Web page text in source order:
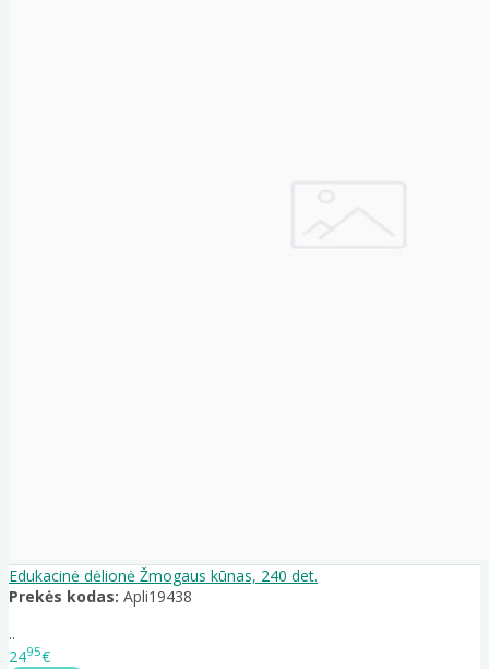
Edukacinė dėlionė Žmogaus kūnas, 240 det.
Prekės kodas: Apli19438
..
2495€